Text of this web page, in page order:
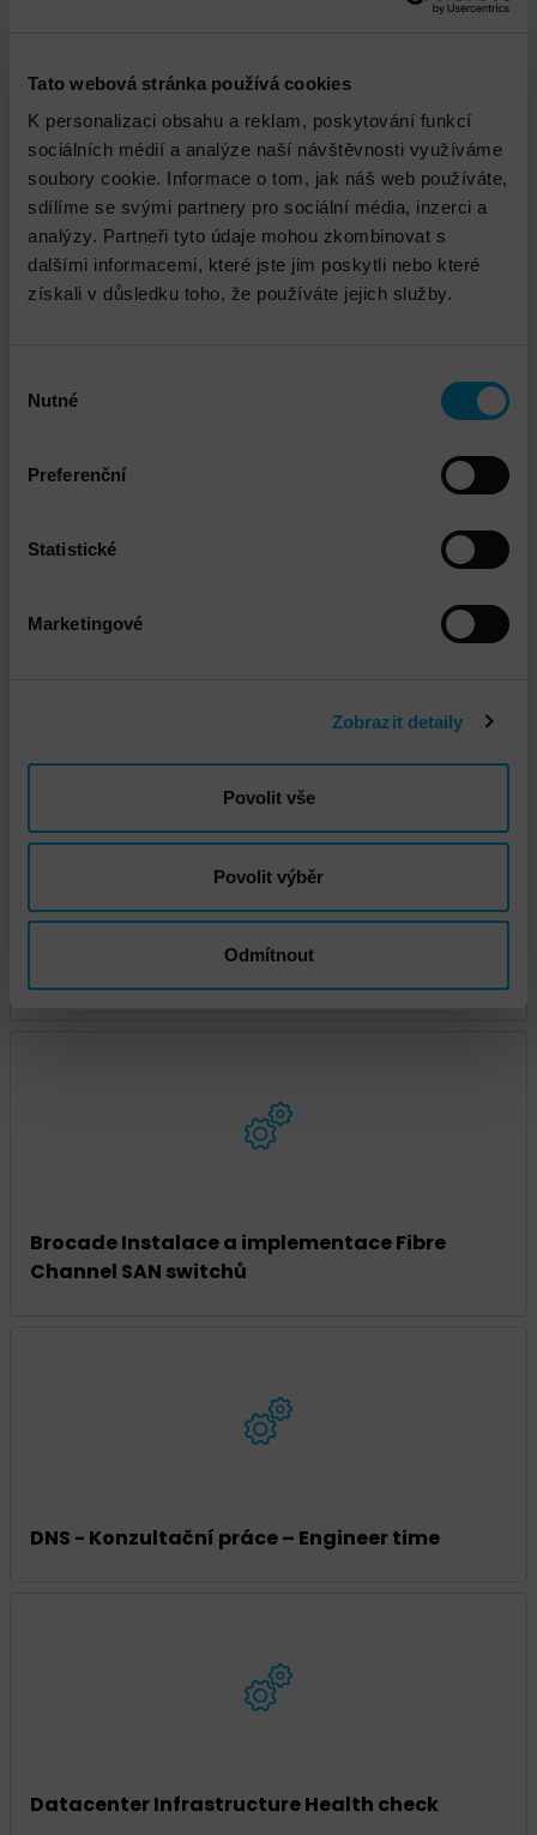
Tato webová stránka používá cookies
K personalizaci obsahu a reklam, poskytování funkcí
sociálních médií a analýze naší návštěvnosti využíváme
soubory cookie. Informace o tom, jak náš web používáte,
sdílíme se svými partnery pro sociální média, inzerci a
analýzy. Partneři tyto údaje mohou zkombinovat s
dalšími informacemi, které jste jim poskytli nebo které
získali v důsledku toho, že používáte jejich služby.
souhlasu
Nutné
Preferenční
Statistické
Marketingové
Zobrazit detaily
Povolit vše
Povolit výběr
Odmítnout
Propojené služby
DNS - Penetrační testování interní a externí
Brocade Instalace a implementace Fibre
Channel SAN switchů
DNS - Konzultační práce – Engineer time
Datacenter Infrastructure Health check